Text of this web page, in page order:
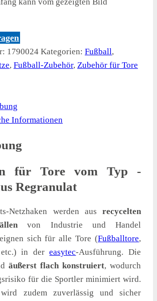
1790024 Kategorien: Fußball,
, Fußball-Zubehör, Zubehör für Tore
Informationen
für Tore vom Typ -
Regranulat
Netzhaken werden aus recycelten
von Industrie und Handel
sich für alle Tore (Fußballtore,
etc.) in dereasytec-Ausführung. Die
äußerst flach konstruiert, wodurch
für die Sportler minimiert wird.
zudem zuverlässig und sicher